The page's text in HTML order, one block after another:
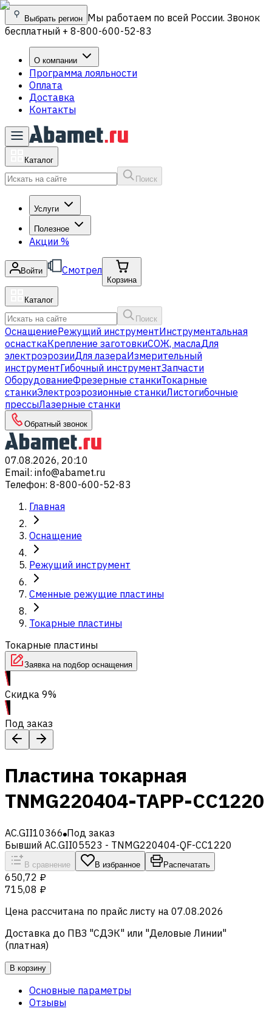
Выбрать регион Мы работаем по всей России. Звонок
бесплатный + 8-800-600-52-83
О компании
Программа лояльности
Оплата
Доставка
Контакты
Каталог
Поиск
Услуги
Полезное
Акции %
Войти Смотрел
Корзина
Каталог
Поиск
ОснащениеРежущий инструментИнструментальная
оснасткаКрепление заготовкиСОЖ, маслаДля
электроэрозииДля лазераИзмерительный
инструментГибочный инструментЗапчасти
ОборудованиеФрезерные станкиТокарные
станкиЭлектроэрозионные станкиЛистогибочные
прессыЛазерные станки
Обратный звонок
07.08.2026, 20:10
Email: info@abamet.ru
Телефон: 8-800-600-52-83
Главная
Оснащение
Режущий инструмент
Сменные режущие пластины
Токарные пластины
Токарные пластины
Заявка на подбор оснащения
Скидка 9%
Под заказ
Пластина токарная
TNMG220404-TAPP-CC1220
AC.GII10366 Под заказ
Бывший AC.GII05523 - TNMG220404-QF-CC1220
В сравнение В избранное Распечатать
650,72 ₽
715,08 ₽
Цена рассчитана по прайс листу на 07.08.2026
Доставка до ПВЗ "СДЭК" или "Деловые Линии"
(платная)
В корзину
Основные параметры
Отзывы